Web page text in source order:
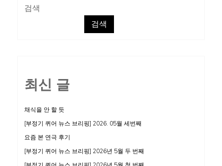
검색
검색
최신 글
채식을 안 할 듯
[부정기 퀴어 뉴스 브리핑] 2026. 05월 세번째
요즘 본 연극 후기
[부정기 퀴어 뉴스 브리핑] 2026년 5월 두 번째